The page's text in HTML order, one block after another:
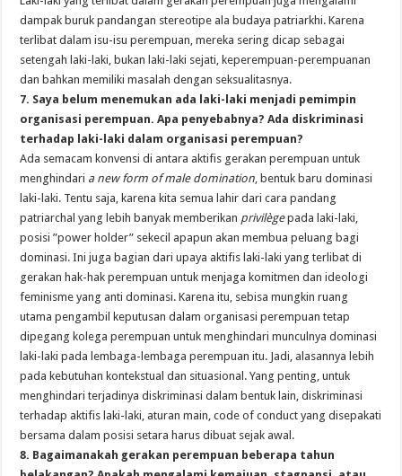
dampak buruk pandangan stereotipe ala budaya patriarkhi. Karena
terlibat dalam isu-isu perempuan, mereka sering dicap sebagai
setengah laki-laki, bukan laki-laki sejati, keperempuan-perempuanan
dan bahkan memiliki masalah dengan seksualitasnya.
7. Saya belum menemukan ada laki-laki menjadi pemimpin
organisasi perempuan. Apa penyebabnya? Ada diskriminasi
terhadap laki-laki dalam organisasi perempuan?
Ada semacam konvensi di antara aktifis gerakan perempuan untuk
menghindari a new form of male domination, bentuk baru dominasi
laki-laki. Tentu saja, karena kita semua lahir dari cara pandang
patriarchal yang lebih banyak memberikan privilègepada laki-laki,
posisi ”power holder” sekecil apapun akan membua peluang bagi
dominasi. Ini juga bagian dari upaya aktifis laki-laki yang terlibat di
gerakan hak-hak perempuan untuk menjaga komitmen dan ideologi
feminisme yang anti dominasi. Karena itu, sebisa mungkin ruang
utama pengambil keputusan dalam organisasi perempuan tetap
dipegang kolega perempuan untuk menghindari munculnya dominasi
laki-laki pada lembaga-lembaga perempuan itu. Jadi, alasannya lebih
pada kebutuhan kontekstual dan situasional. Yang penting, untuk
menghindari terjadinya diskriminasi dalam bentuk lain, diskriminasi
terhadap aktifis laki-laki, aturan main, code of conduct yang disepakati
bersama dalam posisi setara harus dibuat sejak awal.
8. Bagaimanakah gerakan perempuan beberapa tahun